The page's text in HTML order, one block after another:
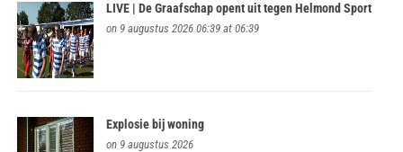
LIVE | De Graafschap opent uit tegen Helmond Sport
on 9 augustus 2026 06:39 at 06:39
Explosie bij woning
on 9 augustus 2026